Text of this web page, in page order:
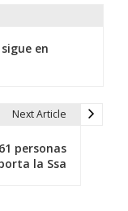
en
Next Article
personas
la Ssa